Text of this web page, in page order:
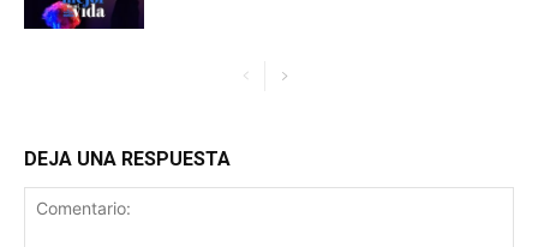
DEJA UNA RESPUESTA